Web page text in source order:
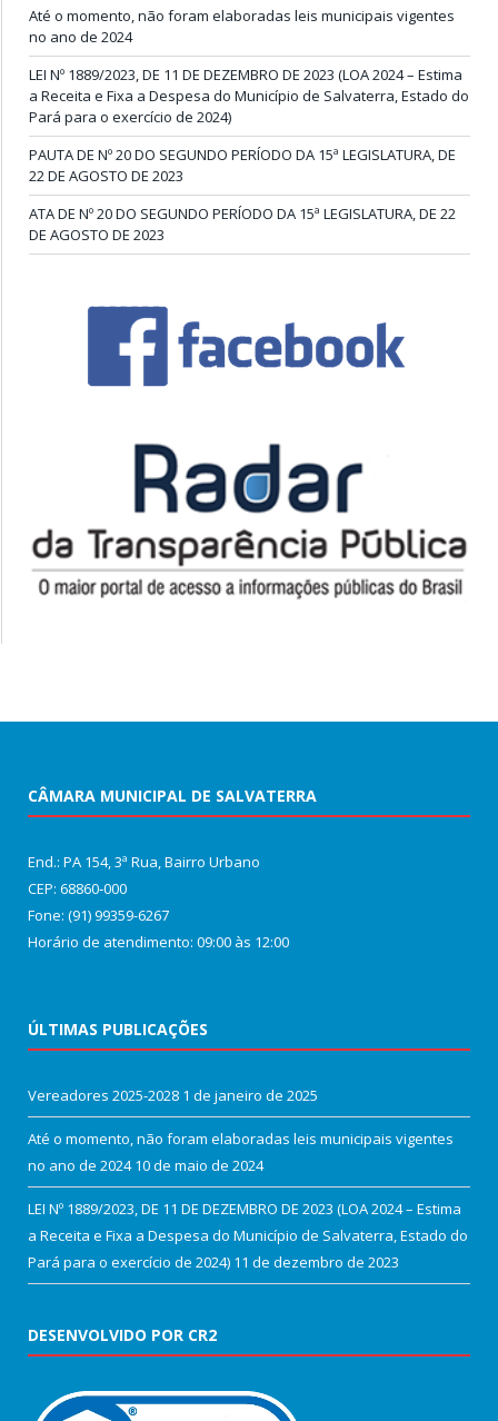
Até o momento, não foram elaboradas leis municipais vigentes
no ano de 2024
LEI Nº 1889/2023, DE 11 DE DEZEMBRO DE 2023 (LOA 2024 – Estima
a Receita e Fixa a Despesa do Município de Salvaterra, Estado do
Pará para o exercício de 2024)
PAUTA DE Nº 20 DO SEGUNDO PERÍODO DA 15ª LEGISLATURA, DE
22 DE AGOSTO DE 2023
ATA DE Nº 20 DO SEGUNDO PERÍODO DA 15ª LEGISLATURA, DE 22
DE AGOSTO DE 2023
CÂMARA MUNICIPAL DE SALVATERRA
End.: PA 154, 3ª Rua, Bairro Urbano
CEP: 68860‑000
Fone: (91) 99359-6267
Horário de atendimento: 09:00 às 12:00
ÚLTIMAS PUBLICAÇÕES
Vereadores 2025-2028 1 de janeiro de 2025
Até o momento, não foram elaboradas leis municipais vigentes
no ano de 2024 10 de maio de 2024
LEI Nº 1889/2023, DE 11 DE DEZEMBRO DE 2023 (LOA 2024 – Estima
a Receita e Fixa a Despesa do Município de Salvaterra, Estado do
Pará para o exercício de 2024) 11 de dezembro de 2023
DESENVOLVIDO POR CR2